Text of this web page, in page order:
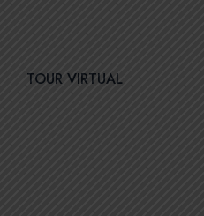
TOUR VIRTUAL